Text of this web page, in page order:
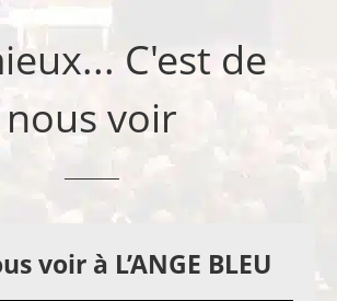
C'est de
nous voir
voir à L’ANGE BLEU